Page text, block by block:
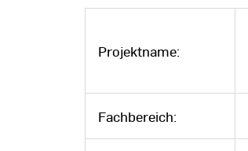
Projektname:
Fachbereich: